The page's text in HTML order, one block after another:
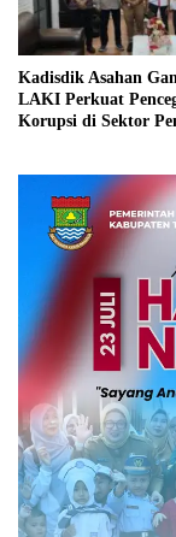
Kadisdik Asahan
LAKI Perkuat
Korupsi di Sektor